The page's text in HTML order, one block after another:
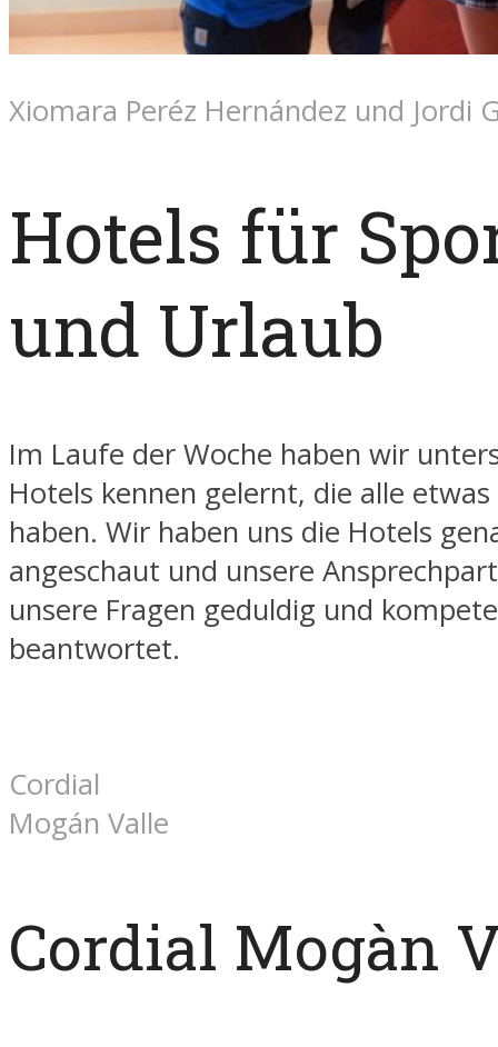
Xiomara Peréz Hernández und Jordi
Hotels für
und Urlaub
Im Laufe der Woche haben wir
Hotels kennen gelernt, die alle etwas
haben. Wir haben uns die Hotels
angeschaut und unsere
unsere Fragen geduldig und
beantwortet.
Cordial
Mogán Valle
Cordial Mogàn